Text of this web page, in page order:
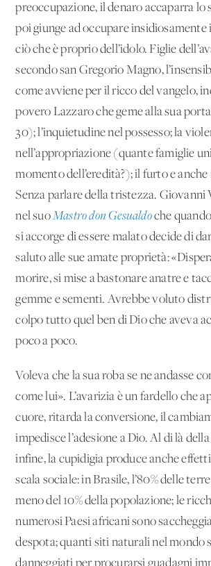
preoccupazione, il denaro accaparra lo
poi giunge ad occupare
ciò che è proprio dell’idolo. Figlie
secondo san Gregorio Magno,
come avviene per il ricco del vangelo,
povero Lazzaro che geme alla sua
30); l’inquietudine nel possesso; la
nell’appropriazione (quante famiglie
momento dell’eredità?); il furto e
Senza parlare della tristezza. Giovanni
nel suoMastro don Gesualdoche
si accorge di essere malato decide di
saluto alle sue amate proprietà:
morire, si mise a bastonare anatre e
gemme e sementi. Avrebbe voluto
colpo tutto quel ben di Dio che aveva
poco a poco.
Voleva che la sua roba se ne andasse
come lui». L’avarizia è un fardello che
cuore, ritarda la conversione, il
impedisce l’adesione a Dio. Al di là
infine, la cupidigia produce anche
scala sociale: in Brasile, l’80% delle
meno del 10% della popolazione; le
numerosi Paesi africani sono
despota; quanti siti naturali nel mondo
danneggiati per procurarsi guadagni